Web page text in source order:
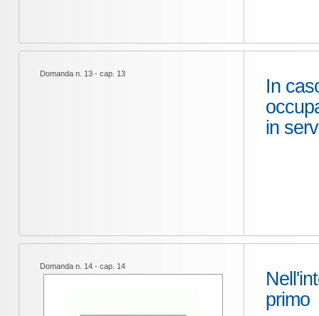
Domanda n. 13 - cap. 13
In
in
Domanda n. 14 - cap. 14
primo